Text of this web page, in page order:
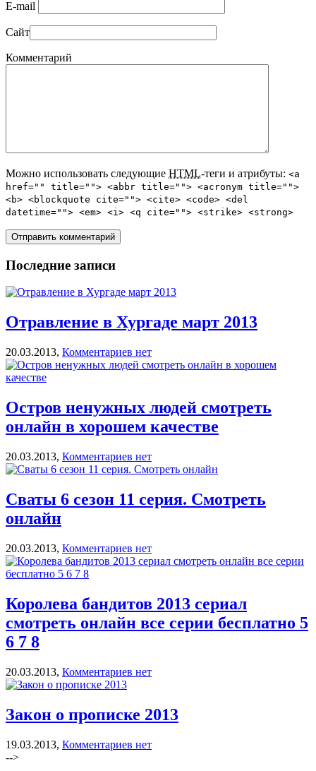
E-mail
Сайт
Комментарий
Можно использовать следующие HTML-теги и атрибуты: <a
href="" title=""> <abbr title=""> <acronym title="">
<b> <blockquote cite=""> <cite> <code> <del
datetime=""> <em> <i> <q cite=""> <strike> <strong>
Последние записи
Отравление в Хургаде март 2013
20.03.2013, Комментариев нет
Остров ненужных людей смотреть
онлайн в хорошем качестве
20.03.2013, Комментариев нет
Cваты 6 сезон 11 серия. Смотреть
онлайн
20.03.2013, Комментариев нет
Королева бандитов 2013 сериал
смотреть онлайн все серии бесплатно 5
6 7 8
20.03.2013, Комментариев нет
Закон о прописке 2013
19.03.2013, Комментариев нет
-->